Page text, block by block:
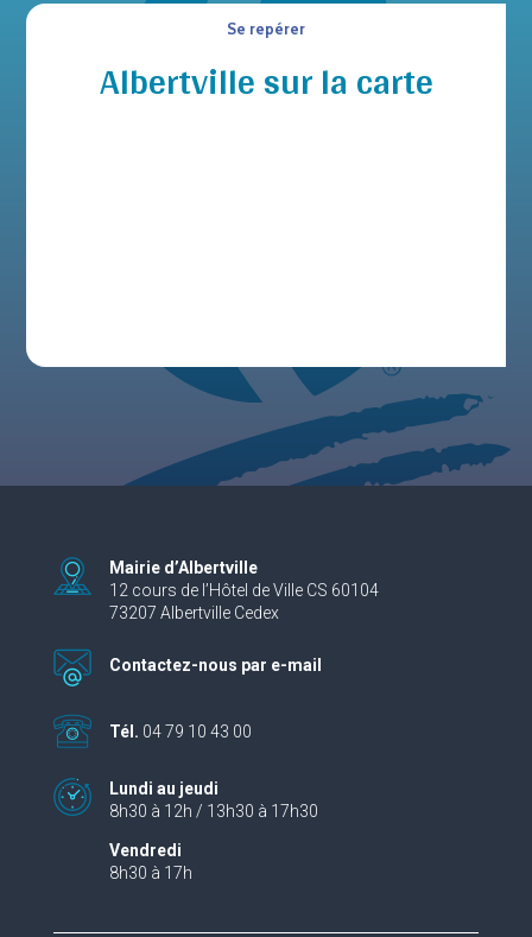
Se repérer
Albertville sur la carte
Mairie d’Albertville
12 cours de l’Hôtel de Ville CS 60104
73207 Albertville Cedex
Contactez-nous par e-mail
Tél. 04 79 10 43 00
Lundi au jeudi
8h30 à 12h / 13h30 à 17h30
Vendredi
8h30 à 17h